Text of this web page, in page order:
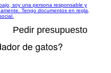
soy una persona responsable y
Tengo documentos en regla,
Pedir presupuesto
de gatos?